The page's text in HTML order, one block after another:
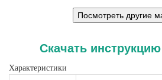
Скачать инструкцию
Характеристики